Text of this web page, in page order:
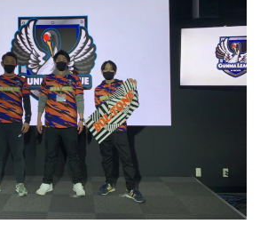
MUNTER